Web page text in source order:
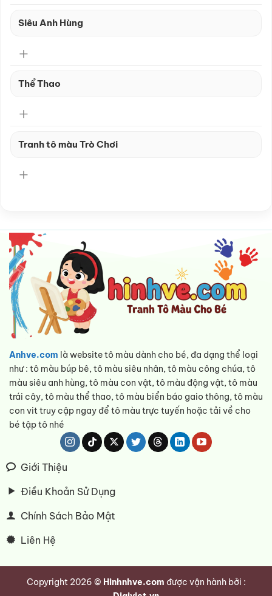
Siêu Anh Hùng
Thể Thao
Tranh tô màu Trò Chơi
Anhve.com là website tô màu dành cho bé, đa dạng thể loại
như : tô màu búp bê, tô màu siêu nhân, tô màu công chúa, tô
màu siêu anh hùng, tô màu con vật, tô màu động vật, tô màu
trái cây, tô màu thể thao, tô màu biển báo gaio thông, tô màu
con vit truy cập ngay để tô màu trực tuyến hoặc tải về cho
bé tập tô nhé
Giới Thiệu
Điều Khoản Sử Dụng
Chính Sách Bảo Mật
Liên Hệ
Copyright 2026 © Hinhnhve.com được vận hành bởi :